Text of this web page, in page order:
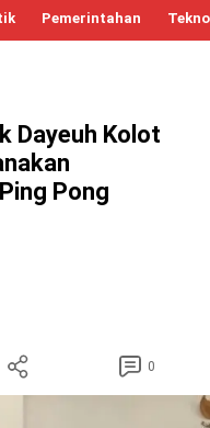
Pemerintahan Tekno
Dayeuh Kolot
Pong
0